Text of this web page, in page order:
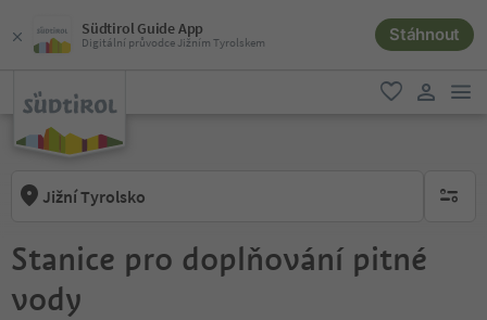
Südtirol Guide App
Digitální průvodce Jižním Tyrolskem Stáhnout
oblíbené
Jižní Tyrolsko brak
Stanice pro doplňování pitné
vody